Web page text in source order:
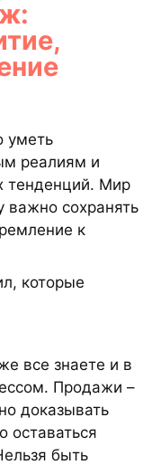
уметь
реалиям и
тенденций. Мир
важно сохранять
к
которые
все знаете и в
Продажи –
доказывать
оставаться
быть